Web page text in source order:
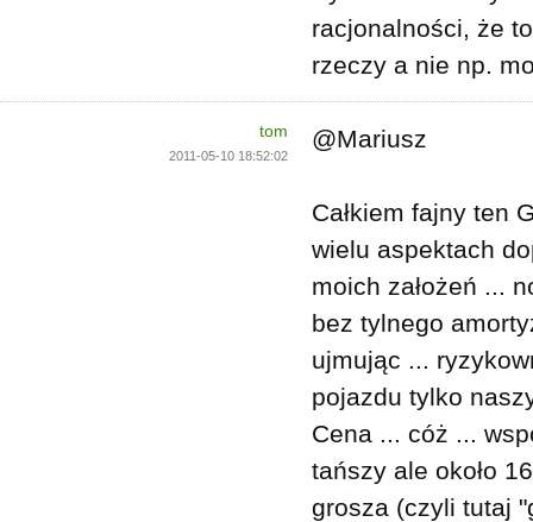
racjonalności, że
rzeczy a nie np.
tom
2011-05-10 18:52:02
@Mariusz
Całkiem fajny ten
wielu aspektach
moich założeń ...
bez tylnego
ujmując ...
pojazdu tylko
Cena ... cóż ...
tańszy ale około
grosza (czyli tutaj